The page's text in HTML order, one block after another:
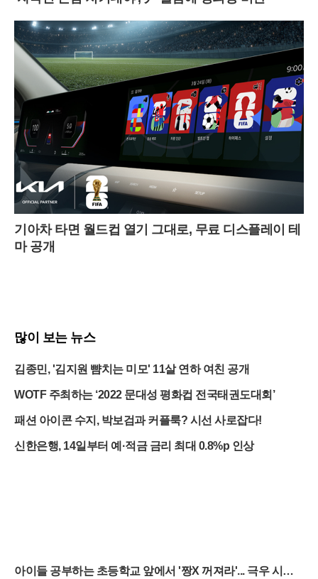
기아차 타면 월드컵 열기 그대로, 무료 디스플레이 테
마 공개
많이 보는 뉴스
김종민, '김지원 뺨치는 미모' 11살 연하 여친 공개
WOTF 주최하는 ‘2022 문대성 평화컵 전국태권도대회’
패션 아이콘 수지, 박보검과 커플룩? 시선 사로잡다!
신한은행, 14일부터 예·적금 금리 최대 0.8%p 인상
아이들 공부하는 초등학교 앞에서 '짱X 꺼져라'... 극우 시위